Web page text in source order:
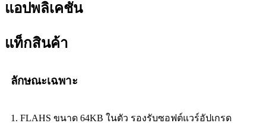
แอปพลิเคชัน
แท็กสินค้า
ลักษณะเฉพาะ
1. FLAHS ขนาด 64KB ในตัว รองรับซอฟต์แวร์อัปเกรด